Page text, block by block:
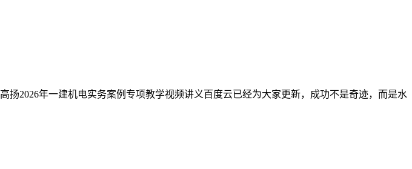
高扬2026年一建机电实务案例专项教学视频讲义百度云已经为大家更新，成功不是奇迹，而是水